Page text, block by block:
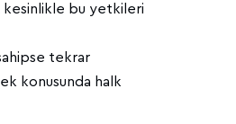
kesinlikle bu yetkileri
tekrar
konusunda halk